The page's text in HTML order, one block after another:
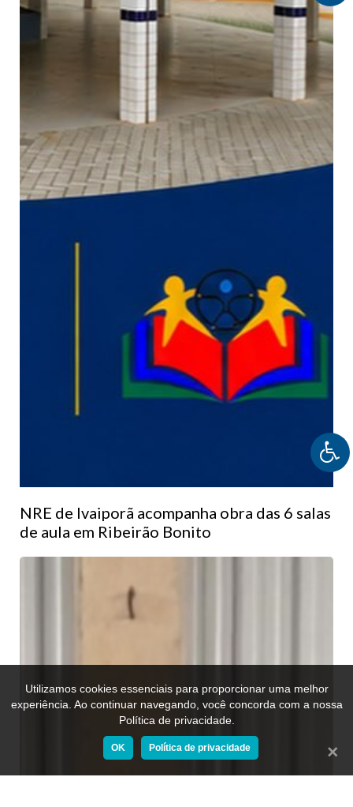
Utilizamos cookies essenciais para proporcionar uma melhor
experiência. Ao continuar navegando, você concorda com a nossa
Política de privacidade.
OK Política de privacidade Fechar
NRE de Ivaiporã acompanha obra das 6 salas
de aula em Ribeirão Bonito